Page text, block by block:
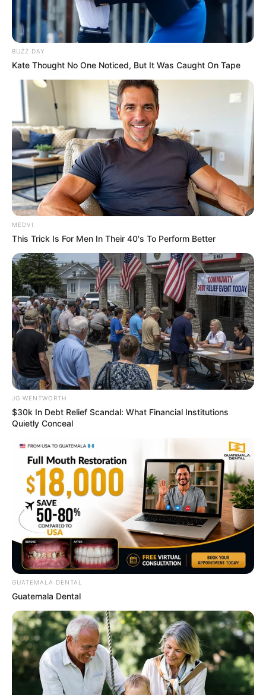
Who Will Be the Next James Bond? Here's What
We Know So Far
BRAINBERRIES
Remember Them? These '90s Couples Defined An
Era—See The Complete List
BRAINBERRIES
Disney’s Live-Action Simba Was Based On The
Cutest Lion Cub Ever
BRAINBERRIES
Think You Know FIFA 2026? These Facts May
Surprise You
BRAINBERRIES
BUZZ DAY
Kate Thought No One Noticed, But It Was Caught On Tape
MEDVI
This Trick Is For Men In Their 40's To Perform Better
JG WENTWORTH
$30k In Debt Relief Scandal: What Financial Institutions
Quietly Conceal
GUATEMALA DENTAL
Guatemala Dental